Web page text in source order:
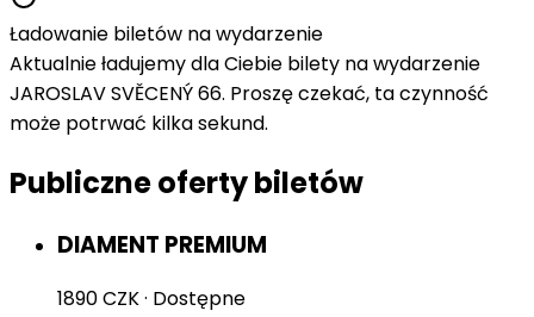
Ładowanie biletów na wydarzenie
Aktualnie ładujemy dla Ciebie bilety na wydarzenie
JAROSLAV SVĚCENÝ 66. Proszę czekać, ta czynność
może potrwać kilka sekund.
Publiczne oferty biletów
DIAMENT PREMIUM
1890 CZK· Dostępne